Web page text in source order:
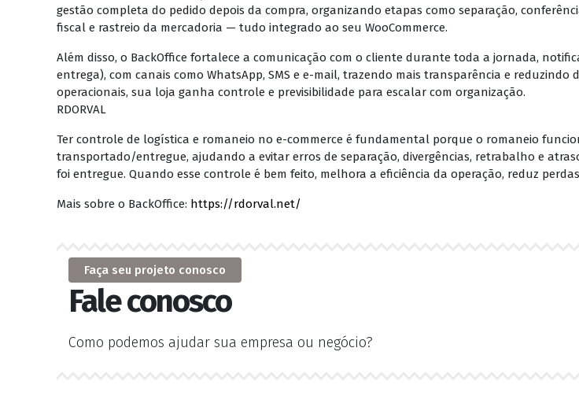
gestão completa do pedido depois da compra, organizando etapas como separação,
fiscal e rastreio da mercadoria — tudo integrado ao seu WooCommerce.
Além disso, o BackOffice fortalece a comunicação com o cliente durante toda a jornada,
entrega), com canais como WhatsApp, SMS e e-mail, trazendo mais transparência e
operacionais, sua loja ganha controle e previsibilidade para escalar com organização.
RDORVAL
Ter controle de logística e romaneio no e-commerce é fundamental porque o romaneio
transportado/entregue, ajudando a evitar erros de separação, divergências, retrabalho e
foi entregue. Quando esse controle é bem feito, melhora a eficiência da operação, reduz
Mais sobre o BackOffice: https://rdorval.net/
Faça seu projeto conosco
Fale conosco
Como podemos ajudar sua empresa ou negócio?